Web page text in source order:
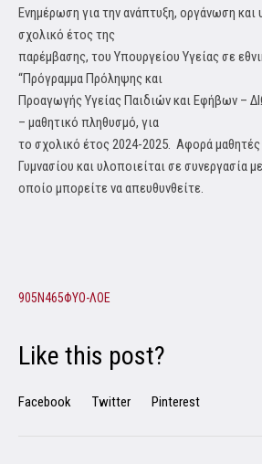
Ενημέρωση για την ανάπτυξη, οργάνωση και
σχολικό έτος της
παρέμβασης, του Υπουργείου Υγείας σε
“Πρόγραμμα Πρόληψης και
Προαγωγής Υγείας Παιδιών και Εφήβων –
– μαθητικό πληθυσμό, για
το σχολικό έτος 2024-2025. Αφορά μαθητές
Γυμνασίου και υλοποιείται σε συνεργασία
οποίο μπορείτε να απευθυνθείτε.
905Ν465ΦΥΟ-ΛΟΕ
Like this post?
Facebook Twitter Pinterest